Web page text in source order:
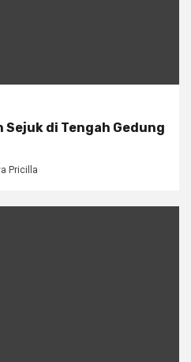
Sejuk di Tengah Gedung
Pricilla